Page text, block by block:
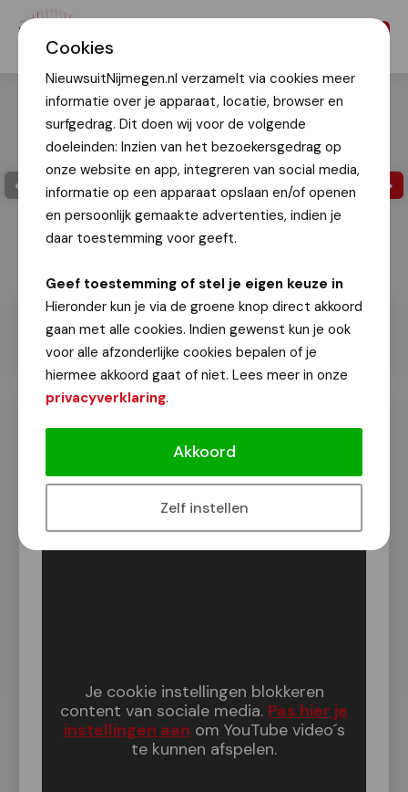
Cookies
NieuwsuitNijmegen.nl verzamelt via cookies meer
informatie over je apparaat, locatie, browser en
surfgedrag. Dit doen wij voor de volgende
doeleinden: Inzien van het bezoekersgedrag op
onze website en app, integreren van social media,
informatie op een apparaat opslaan en/of openen
en persoonlijk gemaakte advertenties, indien je
daar toestemming voor geeft.
Geef toestemming of stel je eigen keuze in
Hieronder kun je via de groene knop direct akkoord
gaan met alle cookies. Indien gewenst kun je ook
voor alle afzonderlijke cookies bepalen of je
hiermee akkoord gaat of niet. Lees meer in onze
privacyverklaring.
Akkoord
Zelf instellen
De Repaircafés van november 2025 in
Van onze redactie
4 november 2025
Je cookie instellingen blokkeren
content van sociale media. Pas hier je
instellingen aan om YouTube video´s
te kunnen afspelen.